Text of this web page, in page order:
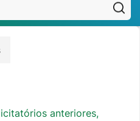
anteriores,